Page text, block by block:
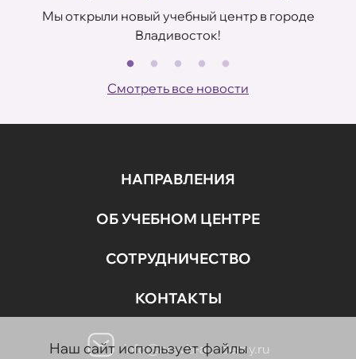
Мы открыли новый учебный центр в городе
Владивосток!
Смотреть все новости
НАПРАВЛЕНИЯ
ОБ УЧЕБНОМ ЦЕНТРЕ
СОТРУДНИЧЕСТВО
КОНТАКТЫ
info@aravia-academy.ru
Наш сайт использует файлы